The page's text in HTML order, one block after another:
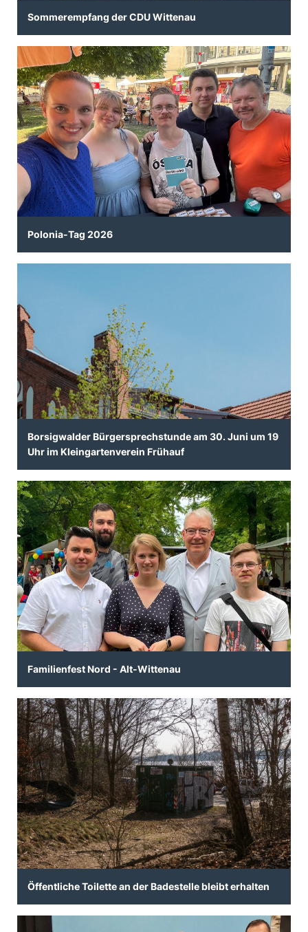
Sommerempfang der CDU Wittenau
Polonia-Tag 2026
Borsigwalder Bürgersprechstunde am 30. Juni um 19
Uhr im Kleingartenverein Frühauf
Familienfest Nord - Alt-Wittenau
Öffentliche Toilette an der Badestelle bleibt erhalten